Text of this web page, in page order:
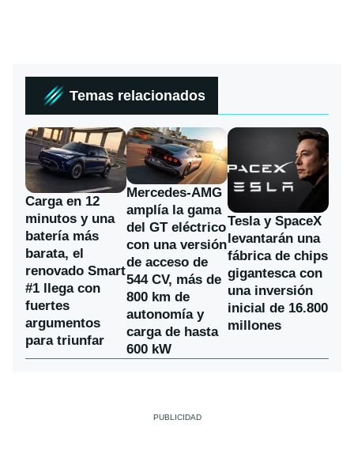
Temas relacionados
Carga en 12
minutos y una
batería más
barata, el
renovado Smart
#1 llega con
fuertes
argumentos
para triunfar
Mercedes-AMG
amplía la gama
del GT eléctrico
con una versión
de acceso de
544 CV, más de
800 km de
autonomía y
carga de hasta
600 kW
Tesla y SpaceX
levantarán una
fábrica de chips
gigantesca con
una inversión
inicial de 16.800
millones